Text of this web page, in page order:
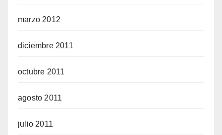
marzo 2012
diciembre 2011
octubre 2011
agosto 2011
julio 2011